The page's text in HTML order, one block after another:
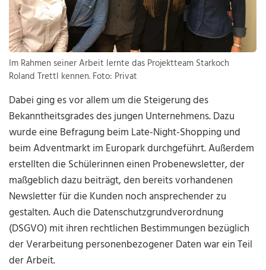
Im Rahmen seiner Arbeit lernte das Projektteam Starkoch
Roland Trettl kennen. Foto: Privat
Dabei ging es vor allem um die Steigerung des
Bekanntheitsgrades des jungen Unternehmens. Dazu
wurde eine Befragung beim Late-Night-Shopping und
beim Adventmarkt im Europark durchgeführt. Außerdem
erstellten die Schülerinnen einen Probenewsletter, der
maßgeblich dazu beiträgt, den bereits vorhandenen
Newsletter für die Kunden noch ansprechender zu
gestalten. Auch die Datenschutzgrundverordnung
(DSGVO) mit ihren rechtlichen Bestimmungen bezüglich
der Verarbeitung personenbezogener Daten war ein Teil
der Arbeit.